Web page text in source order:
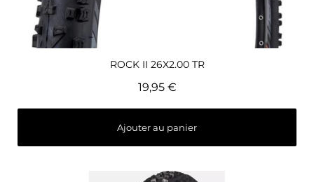
Aperçu rapide
ROCK II 26X2.00 TR
19,95 €
Ajouter au panier